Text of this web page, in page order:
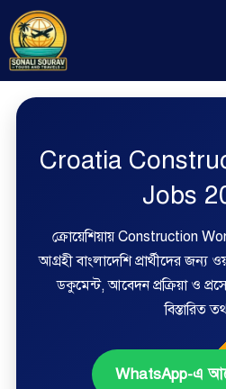
Croatia
Jobs
ক্রোয়েশিয়ায় Construction
আগ্রহী বাংলাদেশি প্রার্থীদের জন্য
ডকুমেন্ট, আবেদন প্রক্রিয়া ও
বিস্তারিত
WhatsApp-এ